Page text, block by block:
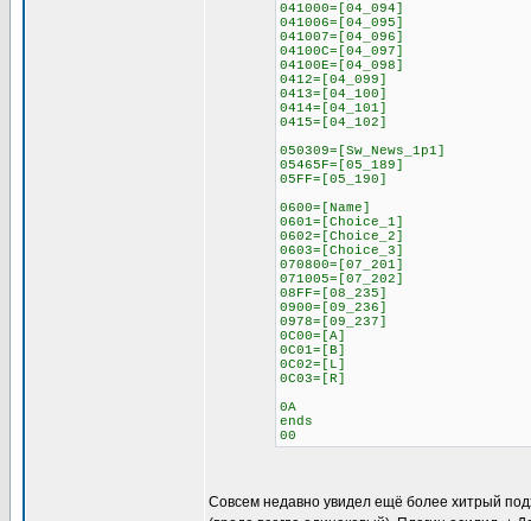
041000=[04_094]
041006=[04_095]
041007=[04_096]
04100C=[04_097]
04100E=[04_098]
0412=[04_099]
0413=[04_100]
0414=[04_101]
0415=[04_102]
050309=[Sw_News_1p1]
05465F=[05_189]
05FF=[05_190]
0600=[Name]
0601=[Choice_1]
0602=[Choice_2]
0603=[Choice_3]
070800=[07_201]
071005=[07_202]
08FF=[08_235]
0900=[09_236]
0978=[09_237]
0C00=[A]
0C01=[B]
0C02=[L]
0C03=[R]
0A
ends
00
Совсем недавно увидел ещё более хитрый